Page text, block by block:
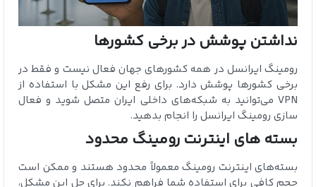
نداشتن پوشش در برخی کشورها
رومینگ ایرانسل در همه کشورهای جهان فعال نیست و فقط در
برخی کشورها پوشش دارد. برای رفع این مشکل با استفاده از
VPN می‌توانید به شبکه‌های داخلی ایران متصل شوید و فعال
سازی رومینگ ایرانسل را انجام بدهید.
بسته‌ های اینترنت رومینگ محدود
بسته‌های اینترنت رومینگ معمولاً محدود هستند و ممکن است
حجم کافی برای استفاده شما فراهم نکند. برای حل این مشکل،